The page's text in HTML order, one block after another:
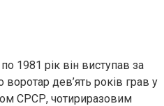
1981 рік він виступав за
дев’ять років грав у
СРСР, чотириразовим